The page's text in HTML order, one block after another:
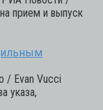
прием и выпуск
/ Evan Vucci
указа,